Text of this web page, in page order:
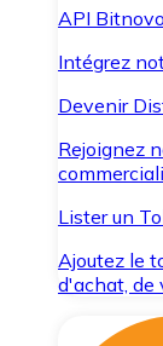
API Bitnovo
Intégrez
Devenir
Rejoignez
Lister un
Ajoutez le
d'achat, de